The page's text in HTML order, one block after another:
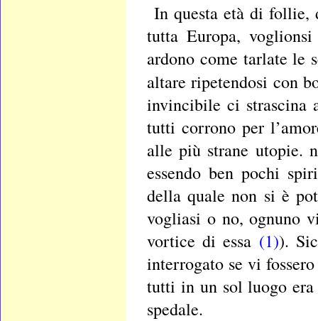
In questa età di
tutta Europa,
ardono come tarlate le
altare ripetendosi con
invincibile ci strascina
tutti corrono per
alle più strane utopie.
essendo ben pochi
della quale non si è
vogliasi o no, ognuno
vortice di essa (1)).
interrogato se vi
tutti in un sol luogo era
spedale.